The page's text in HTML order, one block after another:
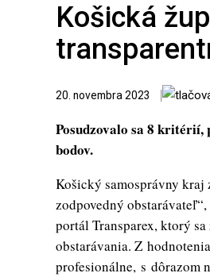
Košická
20. novembra 2023
Posudzovalo sa 8
bodov.
Košický samosprávny
zodpovedný
portál Transparex, ktorý
obstarávania. Z
profesionálne, s dôrazom